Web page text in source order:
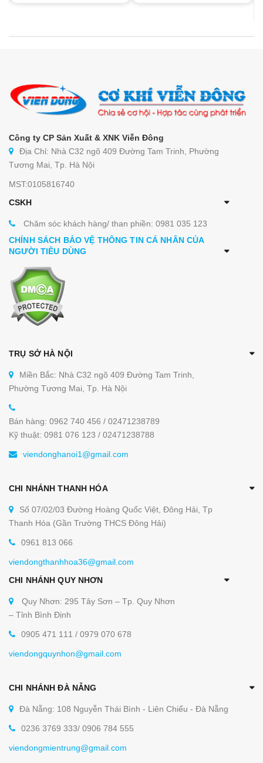
Công ty CP Sản Xuất & XNK Viễn Đông
Địa Chỉ: Nhà C32 ngõ 409 Đường Tam Trinh, Phường
Tương Mai, Tp. Hà Nội
MST:0105816740
CSKH
Chăm sóc khách hàng/ than phiền: 0981 035 123
CHÍNH SÁCH BẢO VỆ THÔNG TIN CÁ NHÂN CỦA
NGƯỜI TIÊU DÙNG
TRỤ SỞ HÀ NỘI
Miền Bắc: Nhà C32 ngõ 409 Đường Tam Trinh,
Phường Tương Mai, Tp. Hà Nội
Bán hàng: 0962 740 456 / 02471238789
Kỹ thuật: 0981 076 123 / 02471238788
viendonghanoi1@gmail.com
CHI NHÁNH THANH HÓA
Số 07/02/03 Đường Hoàng Quốc Việt, Đông Hải, Tp
Thanh Hóa (Gần Trường THCS Đông Hải)
0961 813 066
viendongthanhhoa36@gmail.com
CHI NHÁNH QUY NHƠN
Quy Nhơn: 295 Tây Sơn – Tp. Quy Nhơn
– Tỉnh Bình Định
0905 471 111 / 0979 070 678
viendongquynhon@gmail.com
CHI NHÁNH ĐÀ NẴNG
Đà Nẵng: 108 Nguyễn Thái Bình - Liên Chiểu - Đà Nẵng
0236 3769 333/ 0906 784 555
viendongmientrung@gmail.com